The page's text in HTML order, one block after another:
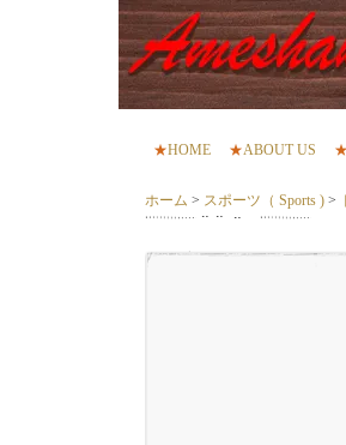
★HOME ★ABOUT US ★
ホーム > スポーツ（ Sports ) >